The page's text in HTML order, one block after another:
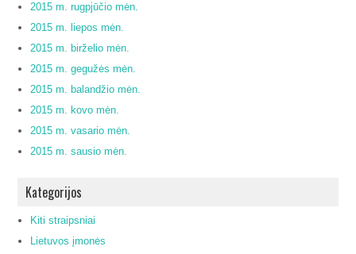
2015 m. rugpjūčio mėn.
2015 m. liepos mėn.
2015 m. birželio mėn.
2015 m. gegužės mėn.
2015 m. balandžio mėn.
2015 m. kovo mėn.
2015 m. vasario mėn.
2015 m. sausio mėn.
Kategorijos
Kiti straipsniai
Lietuvos įmonės